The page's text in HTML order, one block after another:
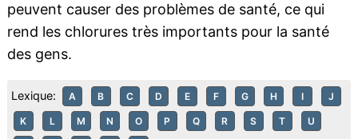
peuvent causer des problèmes de santé, ce qui
rend les chlorures très importants pour la santé
des gens.
Lexique: A B C D E F G H I J
K L M N O P Q R S T U